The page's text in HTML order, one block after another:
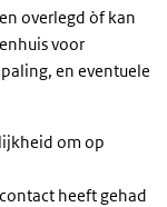
overlegd òf kan
voor
en eventuele
om op
heeft gehad